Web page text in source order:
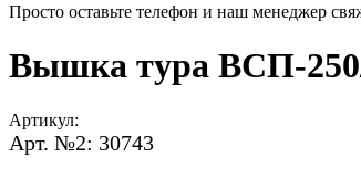
Просто оставьте телефон и наш менеджер
Вышка тура ВСП-
Артикул:
Арт. №2: 30743